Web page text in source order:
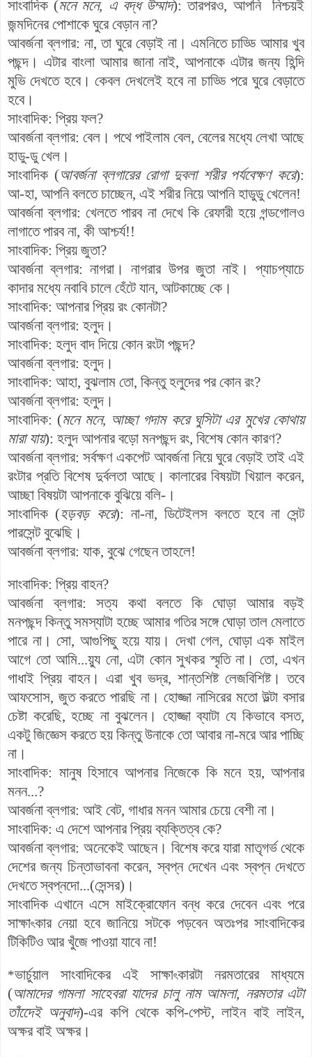
সাংবাদিক (মনে মনে, এ বদ্ধ উম্মাদ):তারপরও, আপনি
নিশ্চয়ই
জন্মদিনের পোশাকে ঘুরে বেড়ান না?
আবর্জনা ব্লগার: না,তা ঘুরে বেড়াই না । এমনিতে চাড্ডি আমার খুব
পছন্দ । এটার বাংলা আমার জানা নাই,আপনাকে এটার জন্য হিন্দি
মুভি দেখতে হবে। কেবল দেখলেই হবে না চাড্ডি পরে ঘুরে বেড়াতে
হবে।
সাংবাদিক: প্রিয় ফল?
আবর্জনা ব্লগার: বেল । পথে পাইলাম বেল, বেলের মধ্যে লেখা আছে
হাডু-ডু খেল।
সাংবাদিক (আবর্জনা ব্লগারের রোগা দুবলা শরীর পর্যবেক্ষণ করে):
আ-হা, আপনি বলতে চাচ্ছেন, এই শরীর নিয়ে আপনি হাডুডু খেলেন!
আবর্জনা ব্লগার:খেলতে পারব না দেখে কি রেফারী হয়ে গন্ডগোলও
লাগাতে পারব না, কী আশ্চর্য!!
সাংবাদিক: প্রিয় জুতা?
আবর্জনা ব্লগার:নাগরা ।নাগরার উপর জুতা নাই।প্যাচপ্যাচে
কাদার মধ্যে নবাবি চালে হেঁটে যান, আটকাচ্ছে কে।
সাংবাদিক: আপনার প্রিয় রং কোনটা?
আবর্জনা ব্লগার: হলুদ ।
সাংবাদিক: হলুদ বাদ দিয়ে কোন রংটা পছন্দ?
আবর্জনা ব্লগার: হলুদ ।
সাংবাদিক: আহা, বুঝলাম তো, কিন্তু হলুদের পর কোন রং?
আবর্জনা ব্লগার: হলুদ ।
সাংবাদিক: (মনে মনে, আচ্ছা গদাম করে ঘুসিটা এর মুখের কোথায়
মারা যায়): হলুদ আপনার বড়ো মনপছন্দ রং, বিশেষ কোন কারণ?
আবর্জনা ব্লগার:সর্বক্ষণ একপেট আবর্জনা নিয়ে ঘুরে বেড়াই তাই এই
রংটার প্রতি বিশেষ দুর্বলতা আছে।কালারের বিষয়টা খিয়াল করেন,
আচ্ছা বিষয়টা আপনাকে বুঝিয়ে বলি- ।
সাংবাদিক (হড়বড় করে): না-না, ডিটেইলস বলতে হবে না সেন্ট
পারসেন্ট বুঝেছি ।
আবর্জনা ব্লগার: যাক, বুঝে গেছেন তাহলে!
সাংবাদিক: প্রিয় বাহন?
আবর্জনা
ব্লগার: সত্য কথা বলতে কি ঘোড়া আমার
বড়ই
মনপছন্দ কিন্তু সমস্যাটা হচ্ছে আমার গতির সঙ্গে ঘোড়া তাল মেলাতে
পারে না।সো, আগুপিছু হয়ে যায় । দেখা গেল, ঘোড়া এক মাইল
আগে তো আমি...য়্যু নো, এটা কোন সুখকর স্মৃতি না । তো, এখন
গাধাই প্রিয় বাহন। এরা খুব ভদ্র, শান্তশিষ্ট লেজবিশিষ্ট।তবে
আফসোস, জুত করতে পারছি না।হোজ্জা নাসিরের মতো উল্টা বসার
চেষ্টা করেছি,হচ্ছে না বুঝলেন। হোজ্জা ব্যাটা যে কিভাবে বসত,
একটুজিজ্ঞেস করতে হয় কিন্তুউনাকে তো আবার না-মরে আর পাচ্ছি
না ।
সাংবাদিক: মানুষ হিসাবে আপনার নিজেকে কি মনে হয়, আপনার
মনন...?
আবর্জনা ব্লগার: আই বেট, গাধার মনন আমার চেয়ে বেশী না ।
সাংবাদিক: এ দেশে আপনার প্রিয় ব্যক্তিত্ব কে?
আবর্জনা ব্লগার: অনেকেই আছেন। বিশেষ করে যারা মাতৃগর্ভ থেকে
দেশের জন্য চিন্তাভাবনা করেন,স্বপ্ন দেখেন এবং স্বপ্ন দেখতে
দেখতে স্বপ্নদো...(সেন্সর) ।
সাংবাদিক এখানে এসে মাইক্রোফোন বন্ধ করে দেবেন এবং পরে
সাক্ষাৎকার নেয়া হবে জানিয়ে সটকে পড়বেন অতঃপর সাংবাদিকের
টিকিটিও আর খুঁজে পাওয়া যাবে না!
*ভার্চুয়াল সাংবাদিকের এই সাক্ষাৎকারটা নরমতারের মাধ্যমে
(আমাদের গামলা সাহেবরা যাদের চালু নাম আমলা, নরমতার এটা
তাঁদেেই অনুবাদ)-এর কপি থেকে কপি-পেস্ট, লাইন বাই লাইন,
অক্ষর বাই অক্ষর।